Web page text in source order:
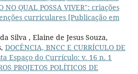
NO QUAL POSSA VIVER": criações
curriculares [Publicação em
Silva , Elaine de Jesus Souza,
DOCÊNCIA, BNCC E CURRÍCULO DE
Espaço do Currículo: v. 16 n. 1
PROJETOS POLÍTICOS DE